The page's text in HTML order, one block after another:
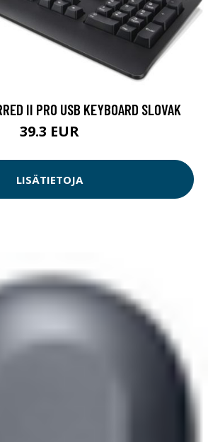
II PRO USB KEYBOARD SLOVAK
39.3 EUR
LISÄTIETOJA